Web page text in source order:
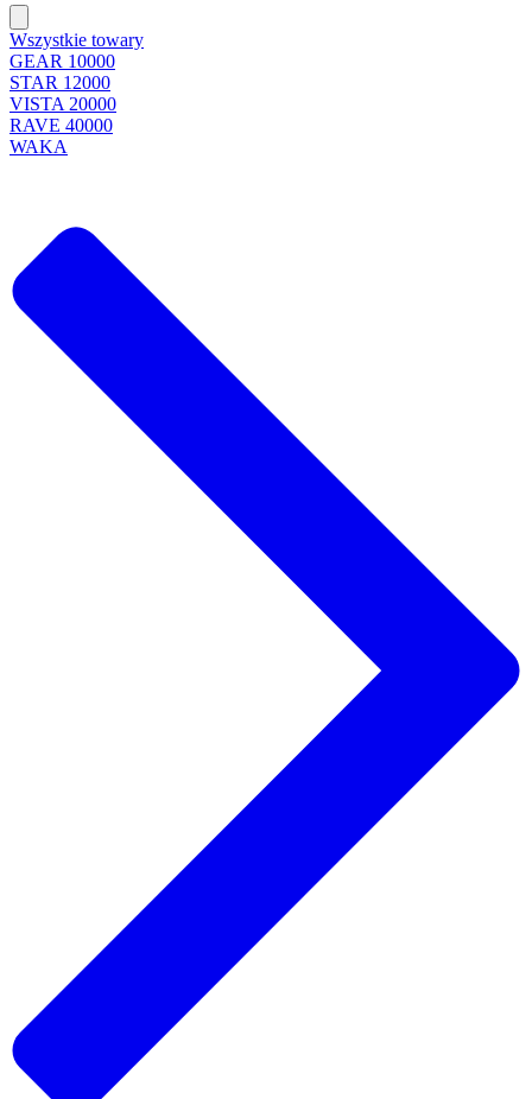
Wszystkie towary
GEAR 10000
STAR 12000
VISTA 20000
RAVE 40000
WAKA